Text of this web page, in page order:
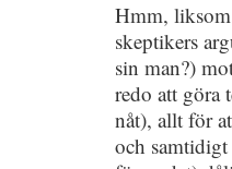
Hmm,
skeptikers
sin man?)
redo att göra
nåt), allt för
och